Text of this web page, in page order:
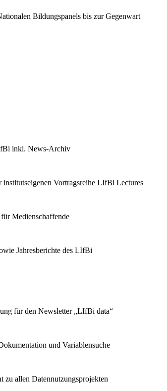
Bildungspanels bis zur Gegenwart
inkl. News-Archiv
Vortragsreihe LIfBi Lectures
Medienschaffende
Jahresberichte des LIfBi
für den Newsletter „LIfBi data“
und Variablensuche
zu allen Datennutzungsprojekten